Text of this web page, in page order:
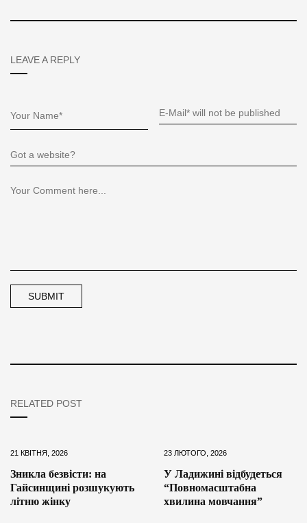
LEAVE A REPLY
RELATED POST
21 КВІТНЯ, 2026
Зникла безвісти: на
Гайсинщині розшукують
літню жінку
23 ЛЮТОГО, 2026
У Ладижині відбудеться
“Повномасштабна
хвилина мовчання”